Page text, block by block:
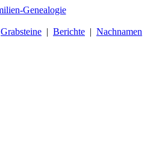
Grabsteine | Berichte | Nachnamen